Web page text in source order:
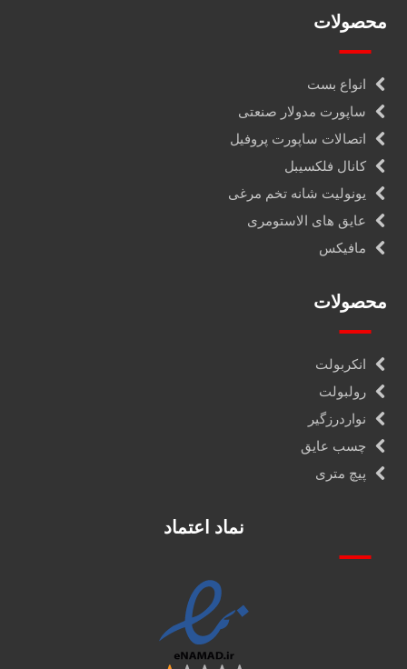
محصولات
انواع بست
ساپورت مدولار صنعتی
اتصالات ساپورت پروفیل
کانال فلکسیبل
یونولیت شانه تخم مرغی
عایق های الاستومری
مافیکس
محصولات
انکربولت
رولبولت
نواردرزگیر
چسب عایق
پیچ متری
نماد اعتماد